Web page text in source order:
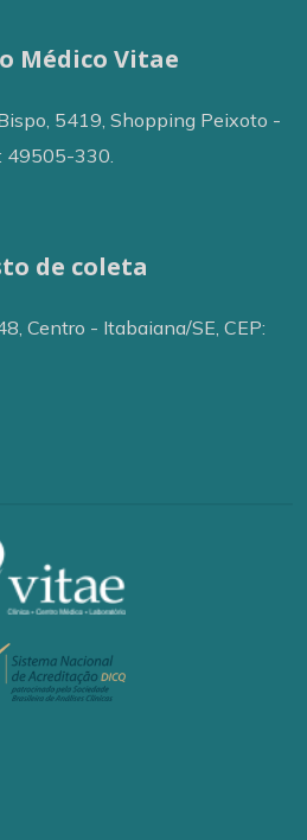
Médico Vitae
5419, Shopping Peixoto -
49505-330.
de coleta
Centro - Itabaiana/SE, CEP: